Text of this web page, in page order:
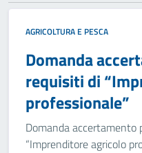
AGRICOLTURA E PESCA
Domanda
requisiti di
professionale”
Domanda accertamento
“Imprenditore agricolo